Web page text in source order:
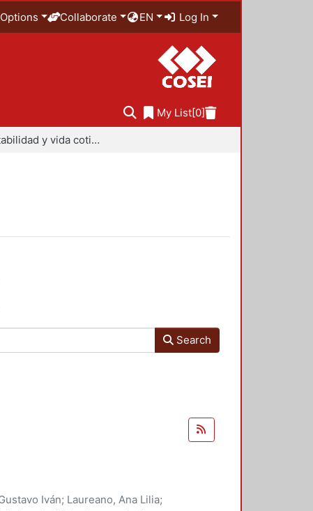
Options Collaborate EN Log In
My List[0]
Sustentabilidad y vida cotidiana
Search
Iván; Laureano, Ana Lilia;